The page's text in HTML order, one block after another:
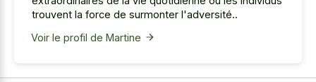
trouvent la force de surmonter l'adversité..
Voir le profil de Martine